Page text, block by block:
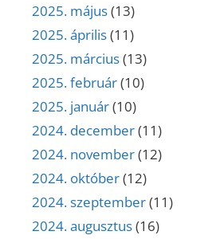
2025. május(13)
2025. április(11)
2025. március(13)
2025. február(10)
2025. január(10)
2024. december(11)
2024. november(12)
2024. október(12)
2024. szeptember(11)
2024. augusztus(16)